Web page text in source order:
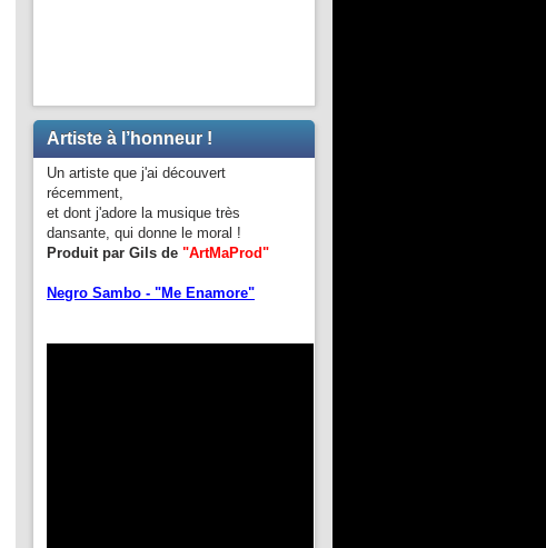
Artiste à l’honneur !
Un artiste que j'ai découvert
récemment,
et dont j'adore la musique très
dansante, qui donne le moral !
Produit par Gils de "ArtMaProd"
Negro Sambo - "Me Enamore"